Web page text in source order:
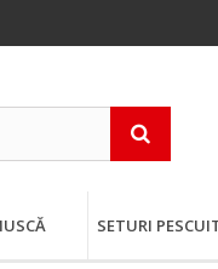
SETURI